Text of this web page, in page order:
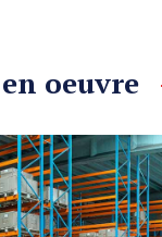
oeuvre